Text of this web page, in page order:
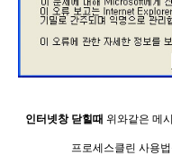
인터넷창 닫힐때 위와같은 메
프로세스클린 사용